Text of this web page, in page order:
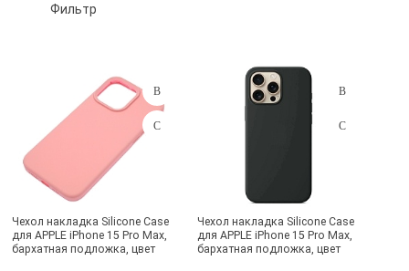
Защитные стёкла для телефонов
56
Фильтр
Розничная цена
Чехол накладка Silicone Case
для APPLE iPhone 15 Pro Max,
бархатная подложка, цвет
Чехол накладка Silicone Case
для APPLE iPhone 15 Pro Max,
бархатная подложка, цвет